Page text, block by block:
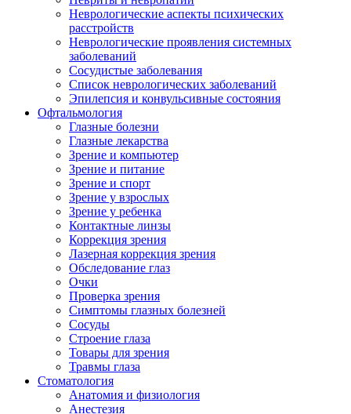
Неврологические аспекты психических
расстройств
Неврологические проявления системных
заболеваний
Сосудистые заболевания
Список неврологических заболеваний
Эпилепсия и конвульсивные состояния
Офтальмология
Глазные болезни
Глазные лекарства
Зрение и компьютер
Зрение и питание
Зрение и спорт
Зрение у взрослых
Зрение у ребенка
Контактные линзы
Коррекция зрения
Лазерная коррекция зрения
Обследование глаз
Очки
Проверка зрения
Симптомы глазных болезней
Сосуды
Строение глаза
Товары для зрения
Травмы глаза
Стоматология
Анатомия и физиология
Анестезия